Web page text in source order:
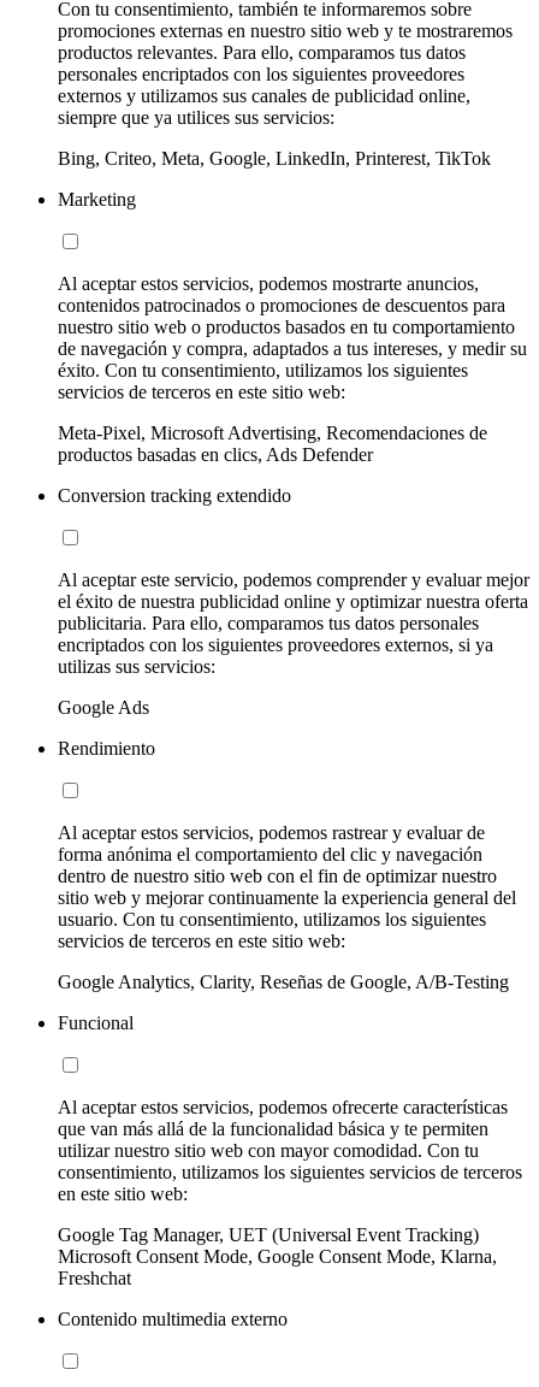
Con tu consentimiento, también te informaremos sobre
promociones externas en nuestro sitio web y te mostraremos
productos relevantes. Para ello, comparamos tus datos
personales encriptados con los siguientes proveedores
externos y utilizamos sus canales de publicidad online,
siempre que ya utilices sus servicios:
Bing, Criteo, Meta, Google, LinkedIn, Printerest, TikTok
Marketing
Al aceptar estos servicios, podemos mostrarte anuncios,
contenidos patrocinados o promociones de descuentos para
nuestro sitio web o productos basados en tu comportamiento
de navegación y compra, adaptados a tus intereses, y medir su
éxito. Con tu consentimiento, utilizamos los siguientes
servicios de terceros en este sitio web:
Meta-Pixel, Microsoft Advertising, Recomendaciones de
productos basadas en clics, Ads Defender
Conversion tracking extendido
Al aceptar este servicio, podemos comprender y evaluar mejor
el éxito de nuestra publicidad online y optimizar nuestra oferta
publicitaria. Para ello, comparamos tus datos personales
encriptados con los siguientes proveedores externos, si ya
utilizas sus servicios:
Google Ads
Rendimiento
Al aceptar estos servicios, podemos rastrear y evaluar de
forma anónima el comportamiento del clic y navegación
dentro de nuestro sitio web con el fin de optimizar nuestro
sitio web y mejorar continuamente la experiencia general del
usuario. Con tu consentimiento, utilizamos los siguientes
servicios de terceros en este sitio web:
Google Analytics, Clarity, Reseñas de Google, A/B-Testing
Funcional
Al aceptar estos servicios, podemos ofrecerte características
que van más allá de la funcionalidad básica y te permiten
utilizar nuestro sitio web con mayor comodidad. Con tu
consentimiento, utilizamos los siguientes servicios de terceros
en este sitio web:
Google Tag Manager, UET (Universal Event Tracking)
Microsoft Consent Mode, Google Consent Mode, Klarna,
Freshchat
Contenido multimedia externo